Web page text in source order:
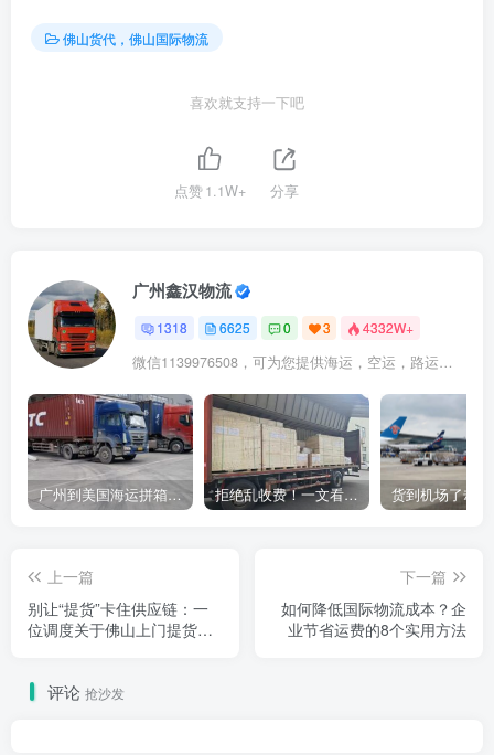
佛山货代，佛山国际物流
喜欢就支持一下吧
点赞1.1W+ 分享
广州鑫汉物流
1318 6625 0 3 4332W+
微信1139976508，可为您提供海运，空运，路运，铁路运输
广州到美国海运拼箱多少钱？2024年最新运费构成+隐藏费用避坑指南 拒绝乱收费！一文看懂中国货代计费套路，教你避开所有隐形坑
上一篇
别让“提货”卡住供应链：一
位调度关于佛山上门提货的
下一篇
如何降低国际物流成本？企
业节省运费的8个实用方法
评论 抢沙发